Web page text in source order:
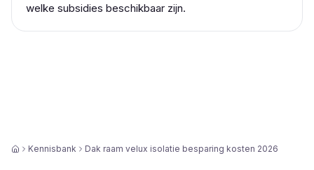
welke subsidies beschikbaar zijn.
HomeKennisbank Dak raam velux isolatie besparing kosten 2026